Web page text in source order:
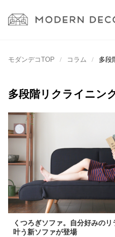
モダンデコTOP コラム 多段
多段階リクライニン
くつろぎソファ。自分好みの
叶う新ソファが登場